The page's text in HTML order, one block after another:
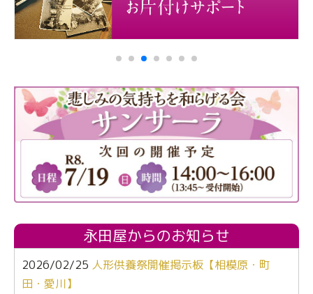
永田屋からのお知らせ
2026/02/25 人形供養祭開催掲示板【相模原・町
田・愛川】